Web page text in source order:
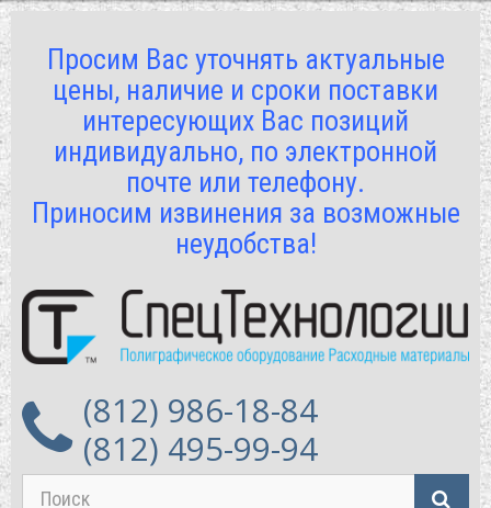
Просим Вас уточнять актуальные
цены, наличие и сроки поставки
интересующих Вас позиций
индивидуально, по электронной
почте или телефону.
Приносим извинения за возможные
неудобства!
(812) 986-18-84
(812) 495-99-94